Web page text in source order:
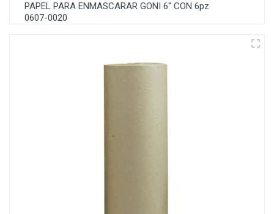
PAPEL PARA ENMASCARAR GONI 6" CON 6pz
0607-0020